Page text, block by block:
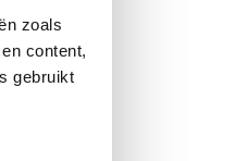
zoals
content,
gebruikt